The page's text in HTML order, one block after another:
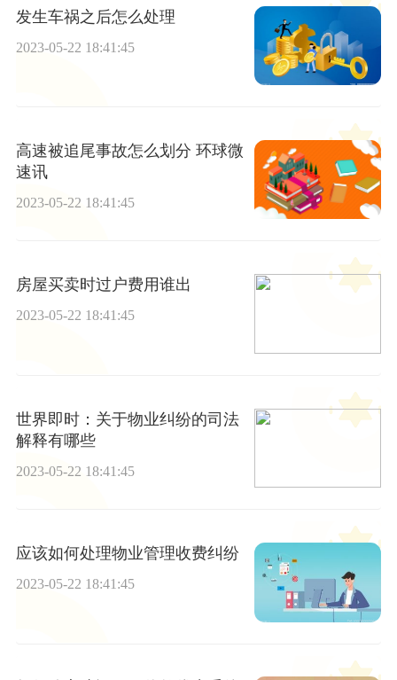
发生车祸之后怎么处理
2023-05-22 18:41:45
高速被追尾事故怎么划分 环球微
速讯
2023-05-22 18:41:45
房屋买卖时过户费用谁出
2023-05-22 18:41:45
世界即时：关于物业纠纷的司法
解释有哪些
2023-05-22 18:41:45
应该如何处理物业管理收费纠纷
2023-05-22 18:41:45